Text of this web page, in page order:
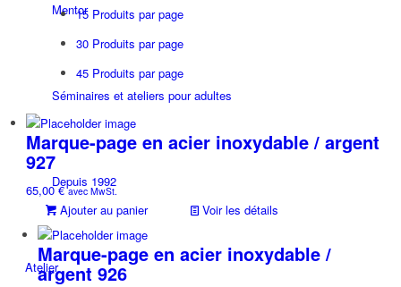
Mentor
Séminaires et ateliers pour adultes
Depuis 1992
Atelier
15 Produits par page
30 Produits par page
45 Produits par page
Marque-page en acier inoxydable / argent
927
65,00€ avec MwSt.
Ajouter au panier Voir les détails
Marque-page en acier inoxydable /
argent 926